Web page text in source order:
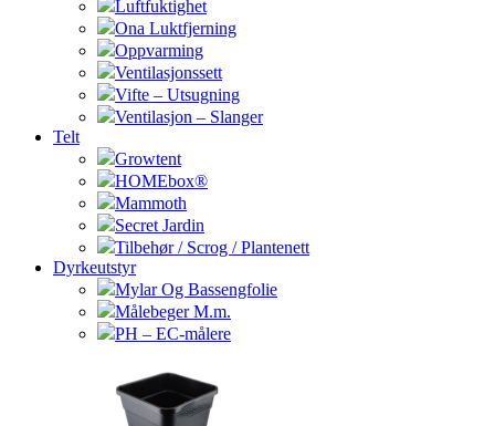
Luftfuktighet
Ona Luktfjerning
Oppvarming
Ventilasjonssett
Vifte – Utsugning
Ventilasjon – Slanger
Telt
Growtent
HOMEbox®
Mammoth
Secret Jardin
Tilbehør / Scrog / Plantenett
Dyrkeutstyr
Mylar Og Bassengfolie
Målebeger M.m.
PH – EC-målere